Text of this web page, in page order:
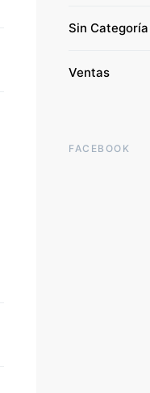
Sin Categoría
Ventas
FACEBOOK